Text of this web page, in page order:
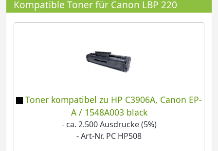
Kompatible Toner für Canon LBP 220
Toner kompatibel zu HP C3906A, Canon EP-
A / 1548A003 black
- ca. 2.500 Ausdrucke (5%)
- Art-Nr. PC HP508